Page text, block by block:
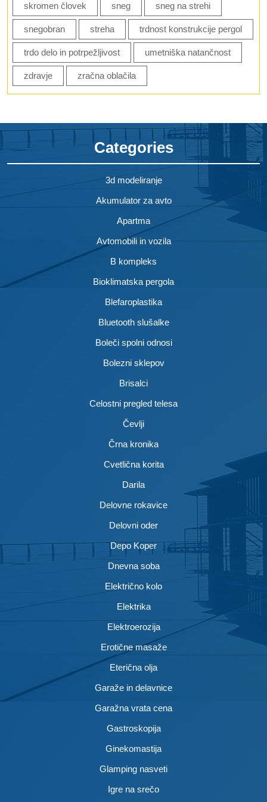
skromen človek sneg sneg na strehi
snegobran streha trdnost konstrukcije pergol
trdo delo in potrpežljivost umetniška natančnost
zdravje zračna oblačila
Categories
3d modeliranje
Akumulator za avto
Apartma
Avtomobili in vozila
B kompleks
Bioklimatska pergola
Blefaroplastika
Bluetooth slušalke
Boleči spolni odnosi
Bolezni sklepov
Brisalci
Celostni pregled telesa
Čevlji
Črna kronika
Cvetlična korita
Darila
Delovne rokavice
Delovni oder
Depo Koper
Dnevna soba
Električno kolo
Elektrika
Elektroerozija
Erotične masaže
Eterična olja
Garaže in delavnice
Garažna vrata cena
Gastroskopija
Ginekomastija
Glamping nasveti
Igre na srečo